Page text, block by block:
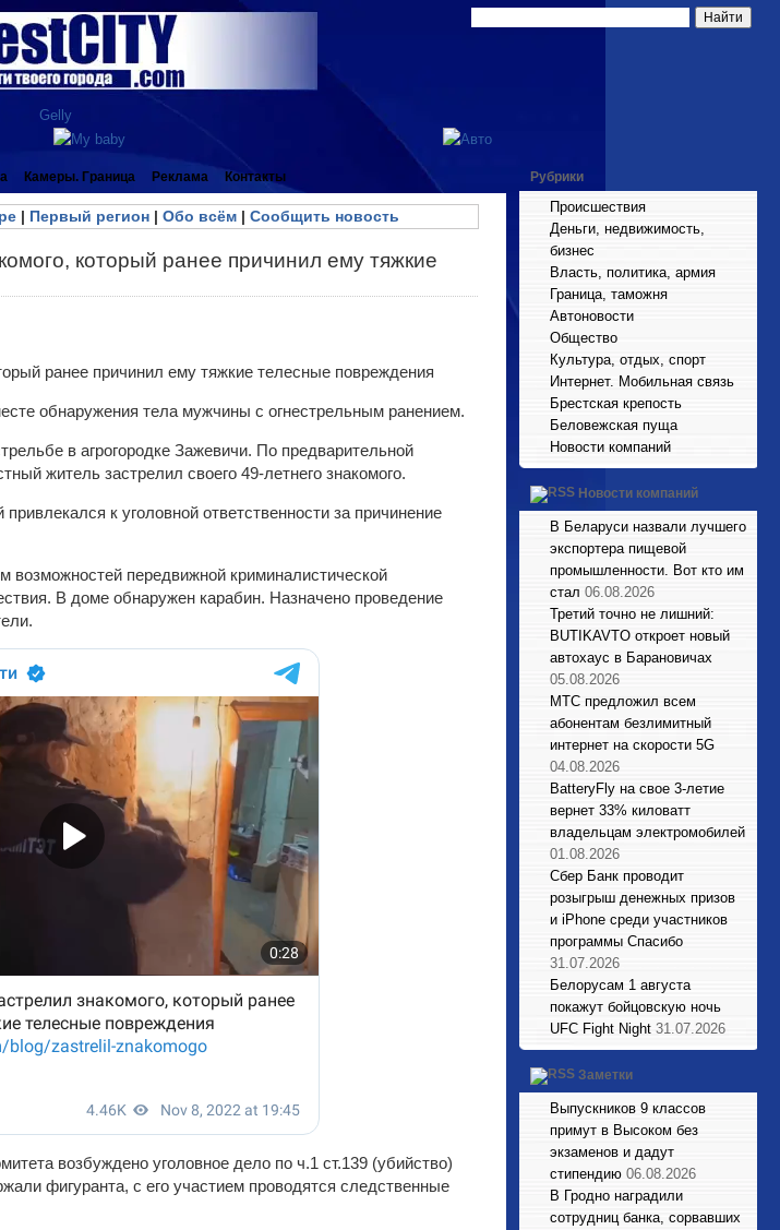
Камеры. Граница Реклама Контакты
| Первый регион| Обо всём| Сообщить новость
который ранее причинил ему тяжкие
обнаружения тела мужчины с огнестрельным ранением.
в агрогородке Зажевичи. По предварительной
житель застрелил своего 49-летнего знакомого.
к уголовной ответственности за причинение
возможностей передвижной криминалистической
В доме обнаружен карабин. Назначено проведение
возбуждено уголовное дело по ч.1 ст.139 (убийство)
фигуранта, с его участием проводятся следственные
Рубрики
Происшествия
Деньги, недвижимость,
бизнес
Власть, политика, армия
Граница, таможня
Автоновости
Общество
Культура, отдых, спорт
Интернет. Мобильная связь
Брестская крепость
Беловежская пуща
Новости компаний
Новости компаний
В Беларуси назвали лучшего
экспортера пищевой
промышленности. Вот кто им
стал 06.08.2026
Третий точно не лишний:
BUTIKAVTO откроет новый
автохаус в Барановичах
05.08.2026
МТС предложил всем
абонентам безлимитный
интернет на скорости 5G
04.08.2026
BatteryFly на свое 3-летие
вернет 33% киловатт
владельцам электромобилей
01.08.2026
Сбер Банк проводит
розыгрыш денежных призов
и iPhone среди участников
программы Спасибо
31.07.2026
Белорусам 1 августа
покажут бойцовскую ночь
UFC Fight Night 31.07.2026
Заметки
Выпускников 9 классов
примут в Высоком без
экзаменов и дадут
стипендию 06.08.2026
В Гродно наградили
сотрудниц банка, сорвавших